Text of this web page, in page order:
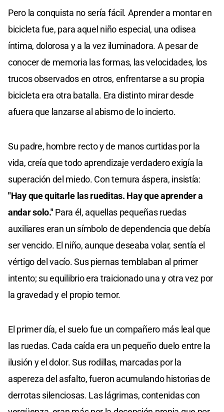
Pero la conquista no sería fácil. Aprender a montar en
bicicleta fue, para aquel niño especial, una odisea
íntima, dolorosa y a la vez iluminadora. A pesar de
conocer de memoria las formas, las velocidades, los
trucos observados en otros, enfrentarse a su propia
bicicleta era otra batalla. Era distinto mirar desde
afuera que lanzarse al abismo de lo incierto.
Su padre, hombre recto y de manos curtidas por la
vida, creía que todo aprendizaje verdadero exigía la
superación del miedo. Con ternura áspera, insistía:
"Hay que quitarle las rueditas. Hay que aprender a
andar solo."Para él, aquellas pequeñas ruedas
auxiliares eran un símbolo de dependencia que debía
ser vencido. El niño, aunque deseaba volar, sentía el
vértigo del vacío. Sus piernas temblaban al primer
intento; su equilibrio era traicionado una y otra vez por
la gravedad y el propio temor.
El primer día, el suelo fue un compañero más leal que
las ruedas. Cada caída era un pequeño duelo entre la
ilusión y el dolor. Sus rodillas, marcadas por la
aspereza del asfalto, fueron acumulando historias de
derrotas silenciosas. Las lágrimas, contenidas con